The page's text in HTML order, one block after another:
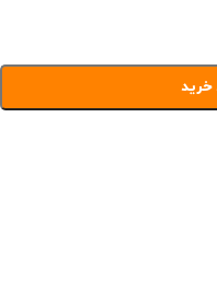
خرید